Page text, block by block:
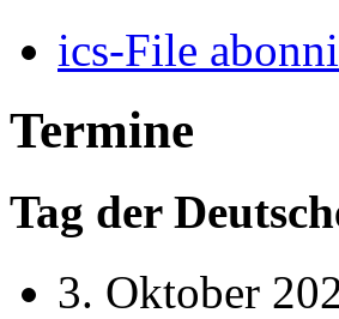
ics-File
Termine
Tag der
3. Oktober